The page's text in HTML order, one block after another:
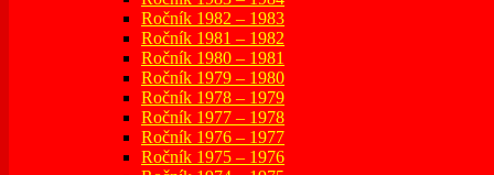
Ročník 1982 – 1983
Ročník 1981 – 1982
Ročník 1980 – 1981
Ročník 1979 – 1980
Ročník 1978 – 1979
Ročník 1977 – 1978
Ročník 1976 – 1977
Ročník 1975 – 1976